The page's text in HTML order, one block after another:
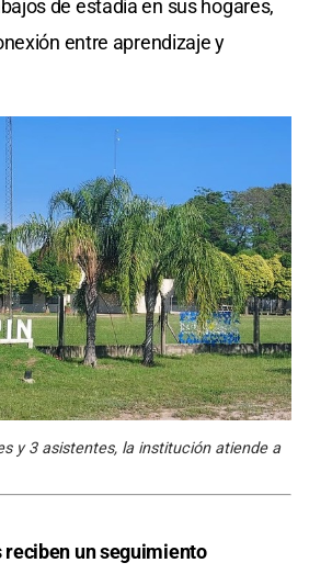
de estadía en sus hogares,
entre aprendizaje y
y 3 asistentes, la institución atiende a
reciben un seguimiento